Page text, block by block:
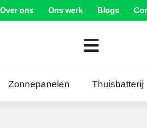
Over ons Ons werk Blogs
Zonnepanelen Thuisbatterij